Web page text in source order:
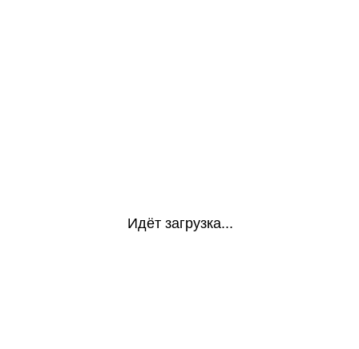
Идёт загрузка...